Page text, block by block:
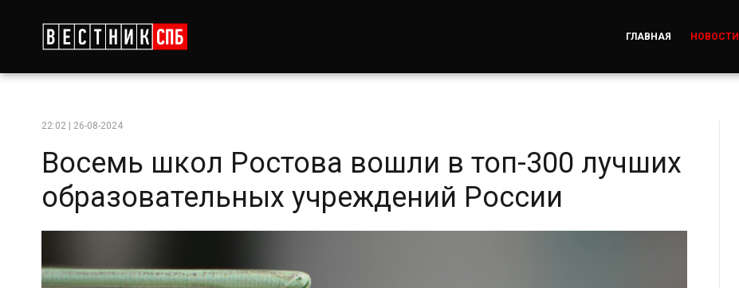
ГЛАВНАЯ НОВОСТИ
22:02 | 26-08-2024
Восемь школ Ростова вошли в топ-300 лучших
образовательных учреждений России